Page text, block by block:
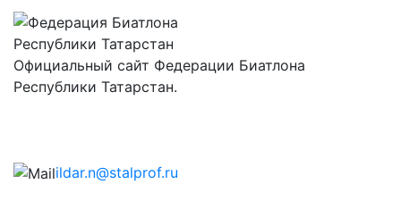
Официальный сайт Федерации Биатлона
Республики Татарстан.
ildar.n@stalprof.ru